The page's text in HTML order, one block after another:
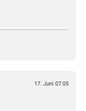
17. Juni 07:05